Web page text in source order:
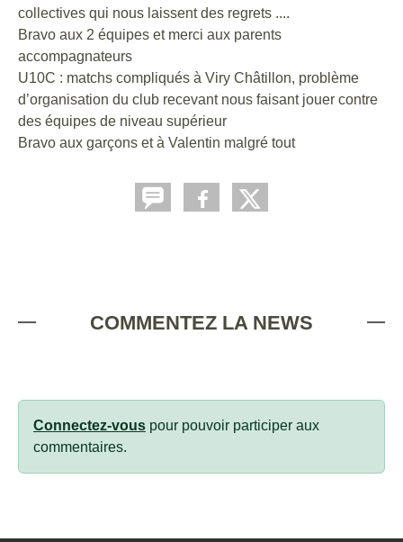
collectives qui nous laissent des regrets ....
Bravo aux 2 équipes et merci aux parents
accompagnateurs
U10C : matchs compliqués à Viry Châtillon, problème
d’organisation du club recevant nous faisant jouer contre
des équipes de niveau supérieur
Bravo aux garçons et à Valentin malgré tout
COMMENTEZ LA NEWS
Connectez-vous pour pouvoir participer aux
commentaires.